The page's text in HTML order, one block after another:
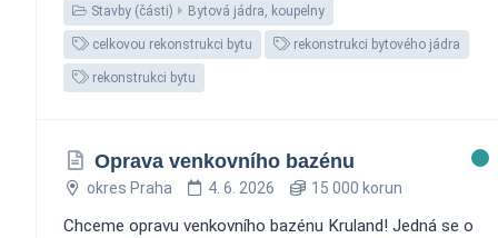
Stavby (části) Bytová jádra, koupelny
celkovou rekonstrukci bytu rekonstrukci bytového jádra
rekonstrukci bytu
Oprava venkovního bazénu
okres Praha 4. 6. 2026 15 000 korun
Chceme opravu venkovního bazénu Kruland! Jedná se o